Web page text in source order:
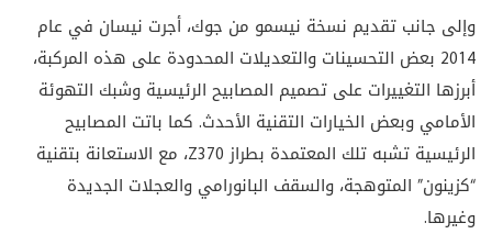
وإلى جانب تقديم نسخة نيسمو من جوك، أجرت نيسان في عام
2014 بعض التحسينات والتعديلات المحدودة على هذه المركبة،
أبرزها التغييرات على تصميم المصابيح الرئيسية وشبك التهوئة
الأمامي وبعض الخيارات التقنية الأحدث. كما باتت المصابيح
الرئيسية تشبه تلك المعتمدة بطراز 370
Z، مع الاستعانة بتقنية
“كزينون” المتوهجة، والسقف البانورامي والعجلات الجديدة
وغيرها.